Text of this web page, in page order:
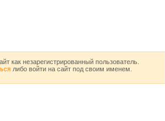
как незарегистрированный пользователь.
либо войти на сайт под своим именем.